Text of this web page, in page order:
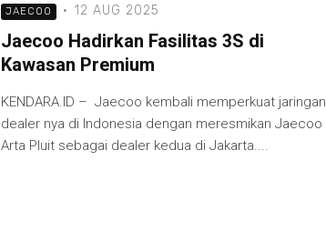
JAECOO · 12 AUG 2025
Jaecoo Hadirkan Fasilitas 3S di
Kawasan Premium
KENDARA.ID – Jaecoo kembali memperkuat jaringan
dealer nya di Indonesia dengan meresmikan Jaecoo
Arta Pluit sebagai dealer kedua di Jakarta....